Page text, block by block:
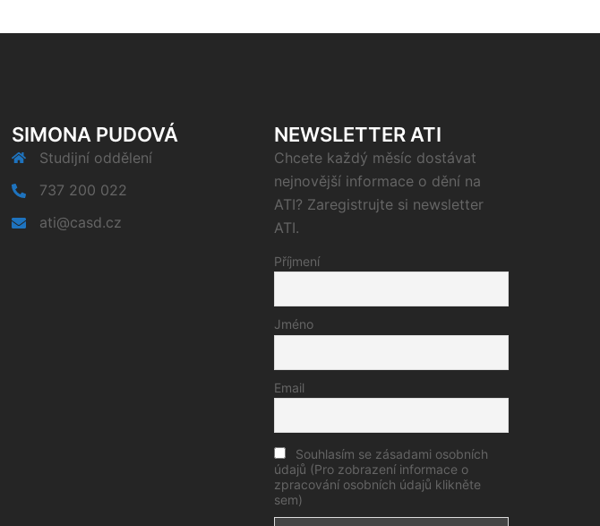
SIMONA PUDOVÁ
Studijní oddělení
737 200 022
ati@casd.cz
NEWSLETTER ATI
Chcete každý měsíc dostávat
nejnovější informace o dění na
ATI? Zaregistrujte si newsletter
ATI.
Příjmení
Jméno
Email
Souhlasím se zásadami osobních
údajů (Pro zobrazení informace o
zpracování osobních údajů klikněte
sem)